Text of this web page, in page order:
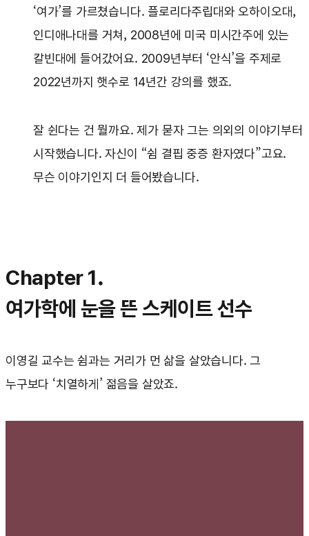
‘여가’를 가르쳤습니다. 플로리다주립대와 오하이오대,
인디애나대를 거쳐, 2008년에 미국 미시간주에 있는
칼빈대에 들어갔어요. 2009년부터 ‘안식’을 주제로
2022년까지 햇수로 14년간 강의를 했죠.
잘 쉰다는 건 뭘까요. 제가 묻자 그는 의외의 이야기부터
시작했습니다. 자신이 “쉼 결핍 중증 환자였다”고요.
무슨 이야기인지 더 들어봤습니다.
Chapter 1.
여가학에 눈을 뜬 스케이트 선수
이영길 교수는 쉼과는 거리가 먼 삶을 살았습니다. 그
누구보다 ‘치열하게’ 젊음을 살았죠.